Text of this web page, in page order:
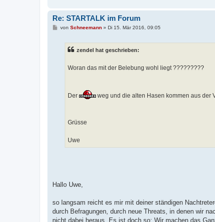
Re: STARTALK im Forum
Bvon Schneemann» Di 15. Mär 2016, 09:05
zendel hat geschrieben:
Woran das mit der Belebung wohl liegt ?????????
Der weg und die alten Hasen kommen aus der
Grüsse
Uwe
Hallo Uwe,
so langsam reicht es mir mit deiner ständigen
durch Befragungen, durch neue Threats, in denen wir
nicht dabei heraus. Es ist doch so: Wir machen das